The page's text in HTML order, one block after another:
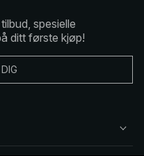
spesielle
ditt første kjøp!